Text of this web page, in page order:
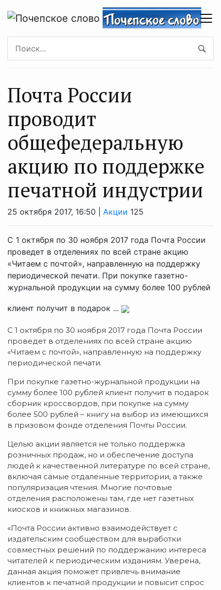
Почта России
проводит
общефедеральную
акцию по поддержке
печатной индустрии
25 октября 2017, 16:50 | Акции 125
С 1 октября по 30 ноября 2017 года Почта России
проведет в отделениях по всей стране акцию
«Читаем с почтой», направленную на поддержку
периодической печати. При покупке газетно-
журнальной продукции на сумму более 100 рублей
клиент получит в подарок ...
С 1 октября по 30 ноября 2017 года Почта России
проведет в отделениях по всей стране акцию
«Читаем с почтой», направленную на поддержку
периодической печати.
При покупке газетно-журнальной продукции на
сумму более 100 рублей клиент получит в подарок
сборник кроссвордов, при покупке на сумму
более 500 рублей – книгу на выбор из имеющихся
в призовом фонде отделения Почты России.
Целью акции является не только поддержка
розничных продаж, но и обеспечение доступа
людей к качественной литературе по всей стране,
включая самые отдаленные территории, а также
популяризация чтения. Многие почтовые
отделения расположены там, где нет газетных
киосков и книжных магазинов.
«Почта России активно взаимодействует с
издательским сообществом для выработки
совместных решений по поддержанию интереса
читателей к периодическим изданиям. Уверена,
данная акция поможет привлечь внимание
клиентов к печатной продукции и повысит спрос